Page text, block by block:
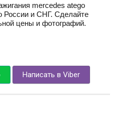
mercedes atego
России и СНГ. Сделайте
цены и фотографий.
Написать в Viber